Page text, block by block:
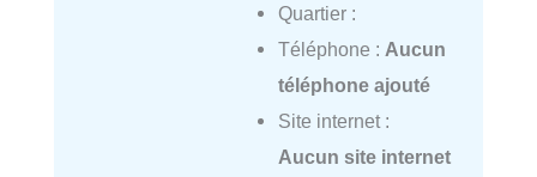
Quartier :
Téléphone : Aucun
téléphone ajouté
Site internet :
Aucun site internet